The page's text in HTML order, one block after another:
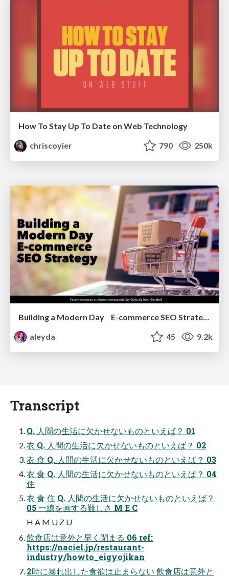
How To Stay Up To Date on Web Technology
chriscoyier
790 250k
aleyda
45 9.2k
Transcript
Q. 人間の生活に欠かせないものといえば？ 01
衣 Q. 人間の生活に欠かせないものといえば？ 02
衣 食 Q. 人間の生活に欠かせないものといえば？ 03
衣 食 Q. 人間の生活に欠かせないものといえば？ 04
住
衣 食 住 Q. 人間の生活に欠かせないものといえば？
05 一線を画する難しさ M E C
H A M U Z U
飲食店は意外と早く閉まる 06 ref:
https://naciel.jp/restaurant-
industry/howto_eigyojikan
2時に暴れ出した食欲は止まらない 飲食店は意外と